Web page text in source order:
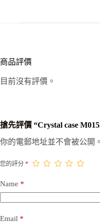
商品評價
目前沒有評價。
搶先評價 “Crystal case
你的電郵地址並不會被公開。
您的評分 *
Name *
Email *